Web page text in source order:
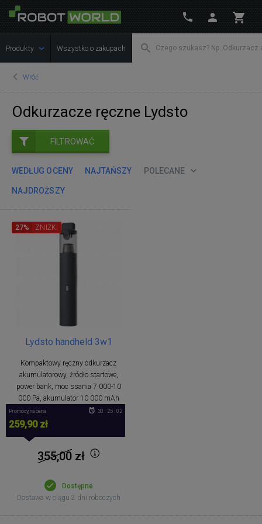
Produkty Wszystko o zakupach
Wróć
Odkurzacze ręczne Lydsto
FILTROWAĆ
WEDŁUG OCENY NAJTAŃSZY POLECANE
NAJDROŻSZY
Lydsto handheld 3w1
Kompaktowy ręczny odkurzacz
akumulatorowy, źródło startowe,
power bank, moc ssania 7 000-10
000 Pa, akumulator 10 000 mAh
27% ZNIŻKI
Promocyjna cena
259,90 zł
30 : 25 : 02
355,00zł
Dostępne
Dostawa w ciągu 2 dni roboczych